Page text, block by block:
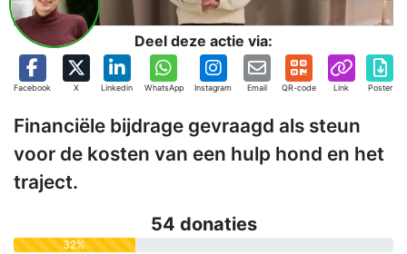
Deel deze actie via:
Facebook X Linkedin WhatsApp Instagram Email QR-code Link Poster
Financiële bijdrage gevraagd als steun
voor de kosten van een hulp hond en het
traject.
54 donaties
32%